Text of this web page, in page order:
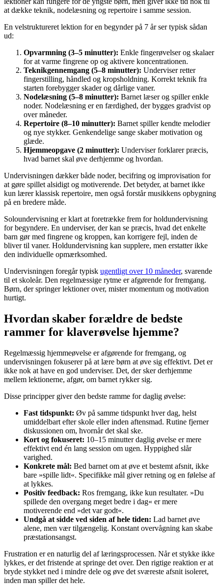
at dække teknik, nodelæsning og repertoire i samme session.
En velstruktureret lektion for en begynder på 7 år ser typisk sådan
ud:
Opvarmning (3–5 minutter): Enkle fingerøvelser og skalaer
for at varme fingrene op og aktivere koncentrationen.
Teknikgennemgang (5–8 minutter): Underviser retter
fingerstilling, håndled og kropsholdning. Korrekt teknik fra
starten forebygger skader og dårlige vaner.
Nodelæsning (5–8 minutter): Barnet læser og spiller enkle
noder. Nodelæsning er en færdighed, der bygges gradvist op
over måneder.
Repertoire (8–10 minutter): Barnet spiller kendte melodier
og nye stykker. Genkendelige sange skaber motivation og
glæde.
Hjemmeopgave (2 minutter): Underviser forklarer præcis,
hvad barnet skal øve derhjemme og hvordan.
Undervisningen dækker både noder, becifring og improvisation for
at gøre spillet alsidigt og motiverende. Det betyder, at barnet ikke
kun lærer klassisk repertoire, men også forstår musikkens opbygning
på en bredere måde.
Soloundervisning er klart at foretrække frem for holdundervisning
for begyndere. En underviser, der kan se præcis, hvad det enkelte
barn gør med fingrene og kroppen, kan korrigere fejl, inden de
bliver til vaner. Holdundervisning kan supplere, men erstatter ikke
den individuelle opmærksomhed.
Undervisningen foregår typisk ugentligt over 10 måneder, svarende
til et skoleår. Den regelmæssige rytme er afgørende for fremgang.
Børn, der springer lektioner over, mister momentum og motivation
hurtigt.
Hvordan skaber forældre de bedste
rammer for klaverøvelse hjemme?
Regelmæssig hjemmeøvelse er afgørende for fremgang, og
undervisningen fokuserer på at lære børn at øve sig effektivt. Det er
ikke nok at have en god underviser. Det, der sker derhjemme
mellem lektionerne, afgør, om barnet rykker sig.
Disse principper giver den bedste ramme for daglig øvelse:
Fast tidspunkt: Øv på samme tidspunkt hver dag, helst
umiddelbart efter skole eller inden aftensmad. Rutine fjerner
diskussionen om, hvornår det skal ske.
Kort og fokuseret: 10–15 minutter daglig øvelse er mere
effektivt end én lang session om ugen. Hyppighed slår
varighed.
Konkrete mål: Bed barnet om at øve et bestemt afsnit, ikke
bare »spille lidt«. Specifikke mål giver retning og en følelse af
at lykkes.
Positiv feedback: Ros fremgang, ikke kun resultater. »Du
spillede den overgang meget bedre i dag« er mere
motiverende end »det var godt«.
Undgå at sidde ved siden af hele tiden: Lad barnet øve
alene, men vær tilgængelig. Konstant overvågning kan skabe
præstationsangst.
Frustration er en naturlig del af læringsprocessen. Når et stykke ikke
lykkes, er det fristende at springe det over. Den rigtige reaktion er at
bryde stykket ned i mindre dele og øve det sværeste afsnit isoleret,
inden man spiller det hele.